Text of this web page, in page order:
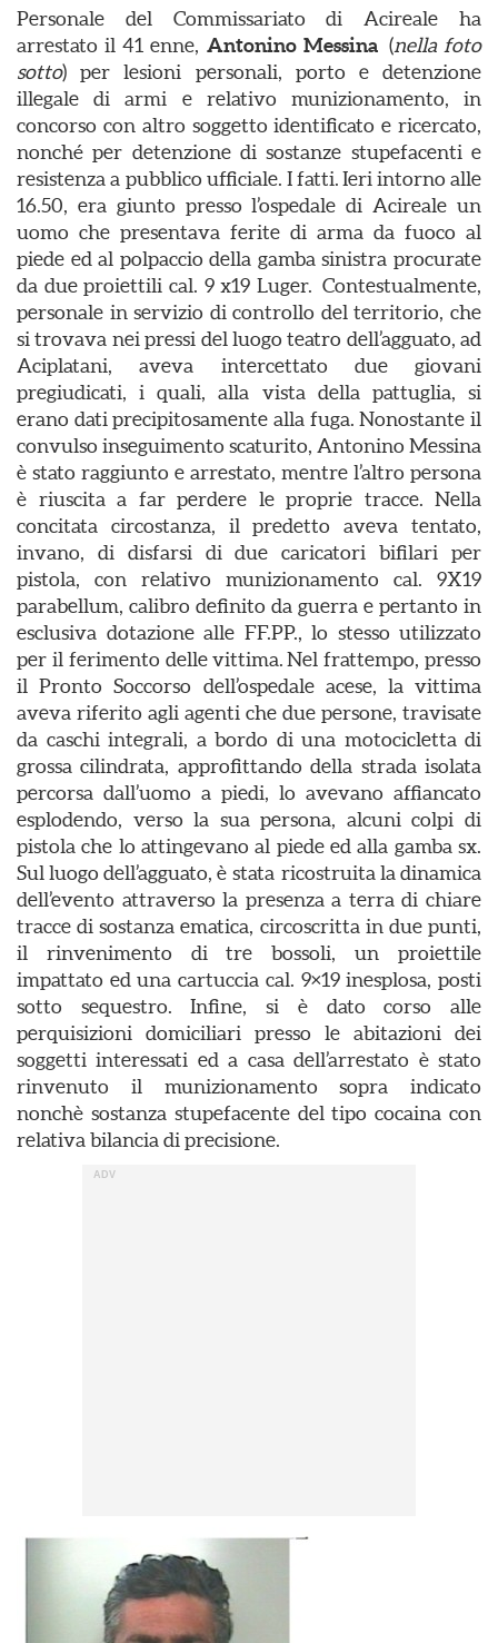
Personale del Commissariato di Acireale ha
arrestato il 41 enne, Antonino Messina(nella foto
sotto) per lesioni personali, porto e detenzione
illegale di armi e relativo munizionamento, in
concorso con altro soggetto identificato e ricercato,
nonché per detenzione di sostanze stupefacenti e
resistenza a pubblico ufficiale. I fatti. Ieri intorno alle
16.50, era giunto presso l’ospedale di Acireale un
uomo che presentava ferite di arma da fuoco al
piede ed al polpaccio della gamba sinistra procurate
da due proiettili cal. 9 x19 Luger. Contestualmente,
personale in servizio di controllo del territorio, che
si trovava nei pressi del luogo teatro dell’agguato, ad
Aciplatani, aveva intercettato due giovani
pregiudicati, i quali, alla vista della pattuglia, si
erano dati precipitosamente alla fuga. Nonostante il
convulso inseguimento scaturito, Antonino Messina
è stato raggiunto e arrestato, mentre l’altro persona
è riuscita a far perdere le proprie tracce. Nella
concitata circostanza, il predetto aveva tentato,
invano, di disfarsi di due caricatori bifilari per
pistola, con relativo munizionamento cal. 9X19
parabellum, calibro definito da guerra e pertanto in
esclusiva dotazione alle FF.PP., lo stesso utilizzato
per il ferimento delle vittima. Nel frattempo, presso
il Pronto Soccorso dell’ospedale acese, la vittima
aveva riferito agli agenti che due persone, travisate
da caschi integrali, a bordo di una motocicletta di
grossa cilindrata, approfittando della strada isolata
percorsa dall’uomo a piedi, lo avevano affiancato
esplodendo, verso la sua persona, alcuni colpi di
pistola che lo attingevano al piede ed alla gamba sx.
Sul luogo dell’agguato, è stata ricostruita la dinamica
dell’evento attraverso la presenza a terra di chiare
tracce di sostanza ematica, circoscritta in due punti,
il rinvenimento di tre bossoli, un proiettile
impattato ed una cartuccia cal. 9×19 inesplosa, posti
sotto sequestro. Infine, si è dato corso alle
perquisizioni domiciliari presso le abitazioni dei
soggetti interessati ed a casa dell’arrestato è stato
rinvenuto il munizionamento sopra indicato
nonchè sostanza stupefacente del tipo cocaina con
relativa bilancia di precisione.